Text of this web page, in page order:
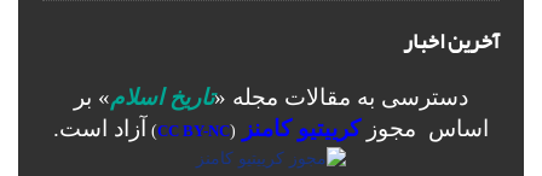
آخرین اخبار
دسترسی به مقالات مجله «تاریخ اسلام» بر
اساس مجوزکرییتیو کامنز (
CC BY-NC
) آزاد است.